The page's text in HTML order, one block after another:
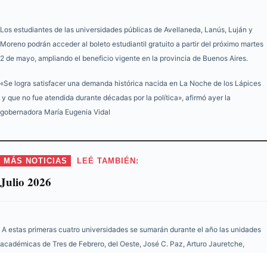
Los estudiantes de las universidades públicas de Avellaneda, Lanús, Luján y
Moreno podrán acceder al boleto estudiantil gratuito a partir del próximo martes
2 de mayo, ampliando el beneficio vigente en la provincia de Buenos Aires.
«Se logra satisfacer una demanda histórica nacida en La Noche de los Lápices
y que no fue atendida durante décadas por la política», afirmó ayer la
gobernadora María Eugenia Vidal
MÁS NOTICIAS LEÉ TAMBIÉN:
Julio 2026
A estas primeras cuatro universidades se sumarán durante el año las unidades
académicas de Tres de Febrero, del Oeste, José C. Paz, Arturo Jauretche,